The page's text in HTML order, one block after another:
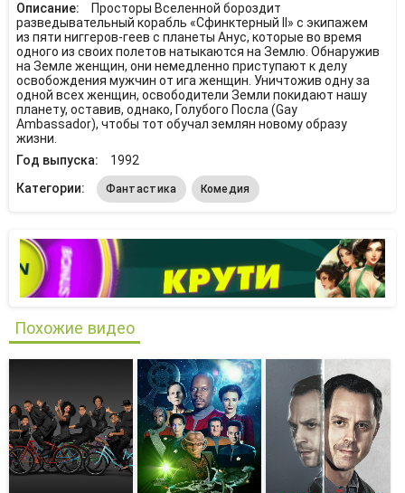
Описание:
Просторы Вселенной бороздит
разведывательный корабль «Сфинктерный II» с экипажем
из пяти ниггеров-геев с планеты Анус, которые во время
одного из своих полетов натыкаются на Землю. Обнаружив
на Земле женщин, они немедленно приступают к делу
освобождения мужчин от ига женщин. Уничтожив одну за
одной всех женщин, освободители Земли покидают нашу
планету, оставив, однако, Голубого Посла (Gay
Ambassador), чтобы тот обучал землян новому образу
жизни.
Год выпуска:
1992
Категории:
Фантастика Комедия
Похожие видео